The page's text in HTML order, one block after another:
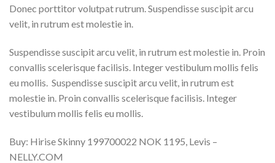
Donec porttitor volutpat rutrum. Suspendisse suscipit arcu
velit, in rutrum est molestie in.
Suspendisse suscipit arcu velit, in rutrum est molestie in. Proin
convallis scelerisque facilisis. Integer vestibulum mollis felis
eu mollis. Suspendisse suscipit arcu velit, in rutrum est
molestie in. Proin convallis scelerisque facilisis. Integer
vestibulum mollis felis eu mollis.
Buy: Hirise Skinny 199700022 NOK 1195, Levis –
NELLY.COM